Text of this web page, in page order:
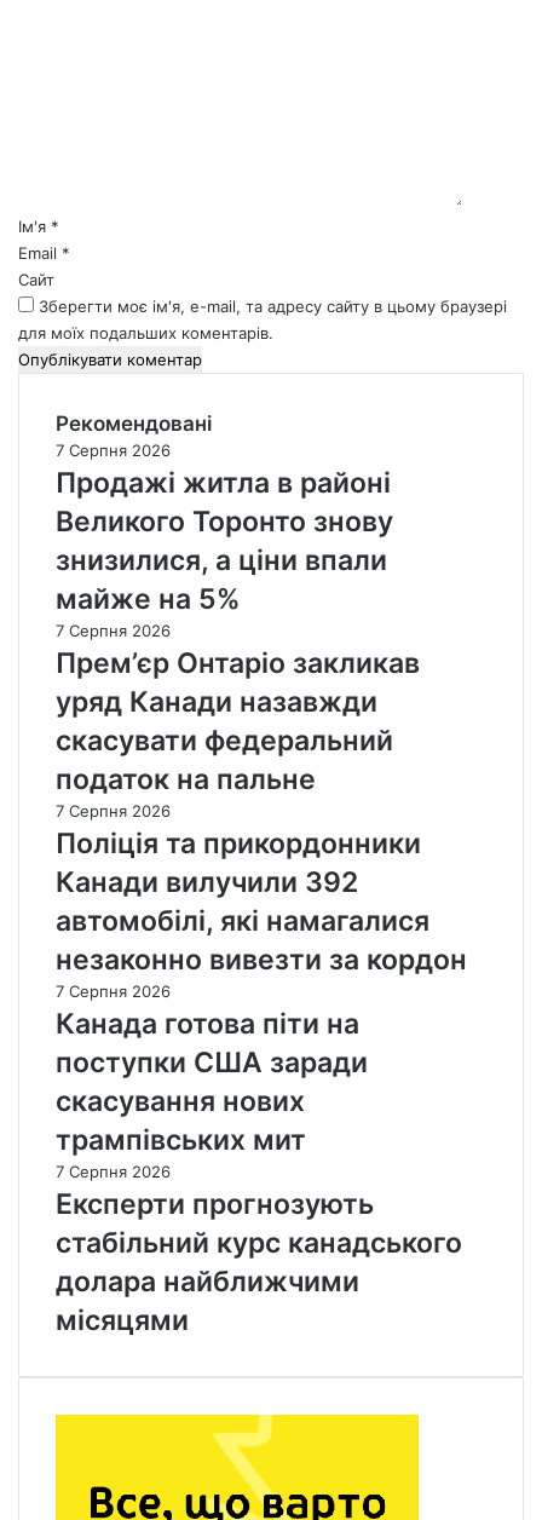
*Ім'я *
Email *
Сайт
Зберегти моє ім'я, e-mail, та адресу сайту в цьому браузері
для моїх подальших коментарів.
Рекомендовані
7 Серпня 2026
Продажі житла в районі
Великого Торонто знову
знизилися, а ціни впали
майже на 5%
7 Серпня 2026
Прем’єр Онтаріо закликав
уряд Канади назавжди
скасувати федеральний
податок на пальне
7 Серпня 2026
Поліція та прикордонники
Канади вилучили 392
автомобілі, які намагалися
незаконно вивезти за кордон
7 Серпня 2026
Канада готова піти на
поступки США заради
скасування нових
трампівських мит
7 Серпня 2026
Експерти прогнозують
стабільний курс канадського
долара найближчими
місяцями